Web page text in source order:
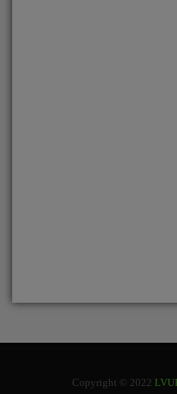
Copyright © 2022